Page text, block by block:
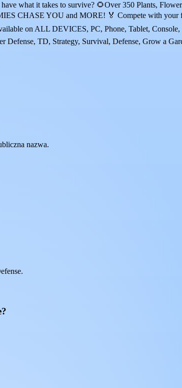
what it takes to survive? 🌻Over 350 Plants,
CHASE YOU and MORE! 🏅 Compete with your
on ALL DEVICES, PC, Phone, Tablet,
TD, Strategy, Survival, Defense, Grow a
nazwa.